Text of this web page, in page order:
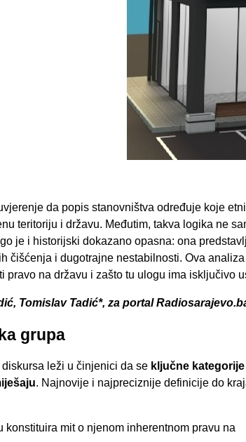
da popis stanovništva određuje koje
teritoriju i državu. Međutim, takva logika ne
je i historijski dokazano opasna: ona
čišćenja i dugotrajne nestabilnosti. Ova analiza
pravo na državu i zašto tu ulogu ima isključivo
Tomislav Tadić*, za portal
grupa
leži u činjenici da se ključne kategorije
. Najnovije i najpreciznije definicije do
konstituira mit o njenom inherentnom pravu na